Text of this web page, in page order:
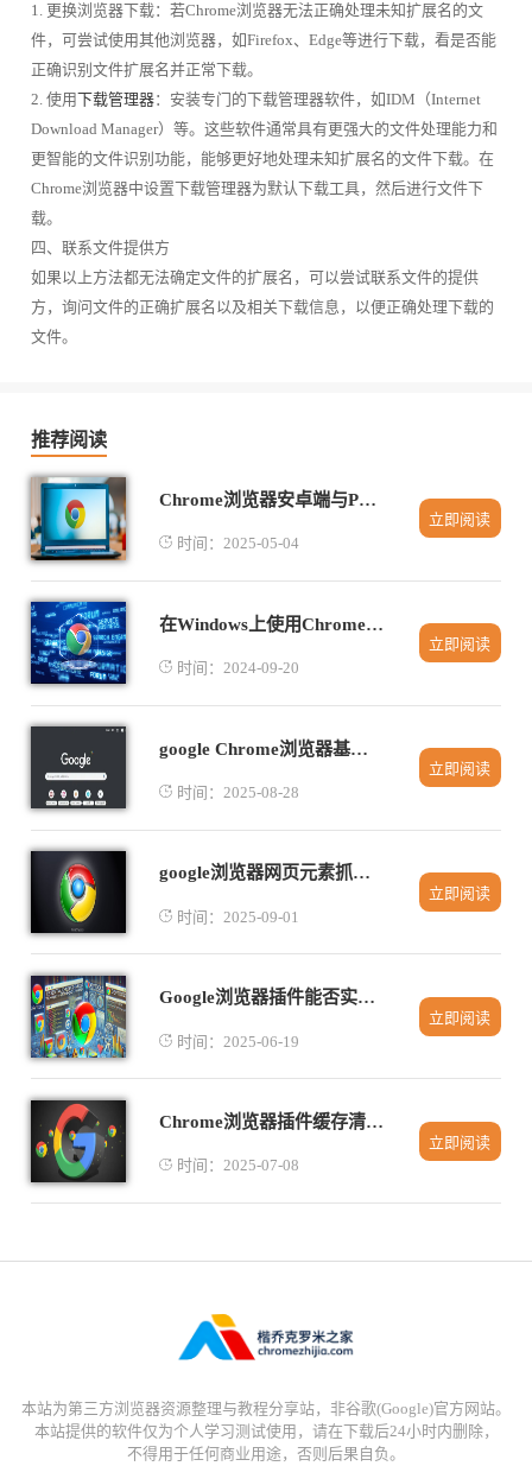
1. 更换浏览器下载：若Chrome浏览器无法正确处理未知扩展名的文
件，可尝试使用其他浏览器，如Firefox、Edge等进行下载，看是否能
正确识别文件扩展名并正常下载。
2. 使用下载管理器：安装专门的下载管理器软件，如IDM（Internet
Download Manager）等。这些软件通常具有更强大的文件处理能力和
更智能的文件识别功能，能够更好地处理未知扩展名的文件下载。在
Chrome浏览器中设置下载管理器为默认下载工具，然后进行文件下
载。
四、联系文件提供方
如果以上方法都无法确定文件的扩展名，可以尝试联系文件的提供
方，询问文件的正确扩展名以及相关下载信息，以便正确处理下载的
文件。
推荐阅读
Chrome浏览器安卓端与PC端同步教程
时间：2025-05-04
立即阅读
在Windows上使用Chrome下载管理器
时间：2024-09-20
立即阅读
google Chrome浏览器基于区块链的扩展安全机制介绍
时间：2025-08-28
立即阅读
google浏览器网页元素抓取实用方法解析
时间：2025-09-01
立即阅读
Google浏览器插件能否实现网页数据导出
时间：2025-06-19
立即阅读
Chrome浏览器插件缓存清理后数据丢失怎么办
时间：2025-07-08
立即阅读
本站为第三方浏览器资源整理与教程分享站，非谷歌(Google)官方网站。
本站提供的软件仅为个人学习测试使用，请在下载后24小时内删除，
不得用于任何商业用途，否则后果自负。